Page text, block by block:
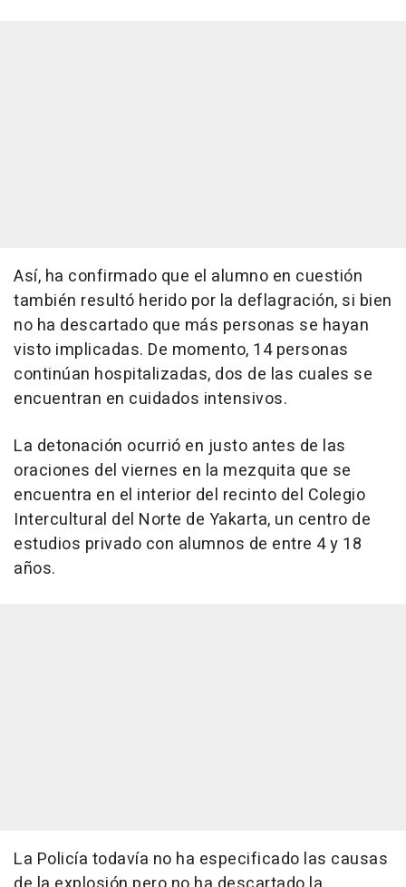
Así, ha confirmado que el alumno en cuestión
también resultó herido por la deflagración, si bien
no ha descartado que más personas se hayan
visto implicadas. De momento, 14 personas
continúan hospitalizadas, dos de las cuales se
encuentran en cuidados intensivos.
La detonación ocurrió en justo antes de las
oraciones del viernes en la mezquita que se
encuentra en el interior del recinto del Colegio
Intercultural del Norte de Yakarta, un centro de
estudios privado con alumnos de entre 4 y 18
años.
La Policía todavía no ha especificado las causas